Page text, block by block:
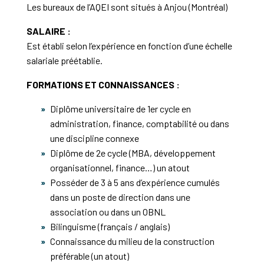
Les bureaux de l’AQEI sont situés à Anjou (Montréal)
SALAIRE :
Est établi selon l’expérience en fonction d’une échelle
salariale préétablie.
FORMATIONS ET CONNAISSANCES :
Diplôme universitaire de 1er cycle en
administration, finance, comptabilité ou dans
une discipline connexe
Diplôme de 2e cycle (MBA, développement
organisationnel, finance…) un atout
Posséder de 3 à 5 ans d’expérience cumulés
dans un poste de direction dans une
association ou dans un OBNL
Bilinguisme (français / anglais)
Connaissance du milieu de la construction
préférable (un atout)